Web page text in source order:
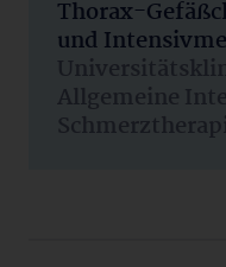
Thorax-
und
Allgemeine